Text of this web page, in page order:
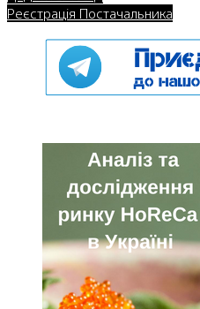
Реєстрація Постачальника